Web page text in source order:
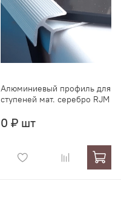
Алюминиевый профиль для
ступеней мат. серебро RJM
0 ₽ шт